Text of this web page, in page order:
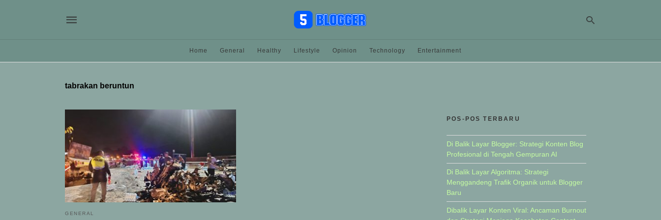
Home General Healthy Lifestyle Opinion Technology Entertainment
tabrakan beruntun
GENERAL
POS-POS TERBARU
Di Balik Layar Blogger: Strategi Konten Blog
Profesional di Tengah Gempuran AI
Di Balik Layar Algoritma: Strategi
Menggandeng Trafik Organik untuk Blogger
Baru
Dibalik Layar Konten Viral: Ancaman Burnout